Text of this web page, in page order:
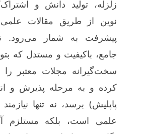
تولید دانش و اشتراک‌گذاری
از طریق مقالات علمی، ستون
به شمار می‌رود. نگارش
باکیفیت و مستدل که بتواند
مجلات معتبر را با
و به مرحله پذیرش و انتشار
برسد، نه تنها نیازمند تسلط
است، بلکه مستلزم آگاهی از